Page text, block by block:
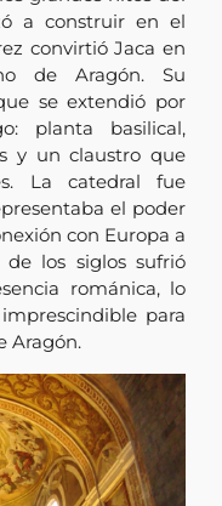
a construir en el
convirtió Jaca en
de Aragón. Su
se extendió por
planta basilical,
y un claustro que
La catedral fue
el poder
con Europa a
los siglos sufrió
románica, lo
para
Aragón.